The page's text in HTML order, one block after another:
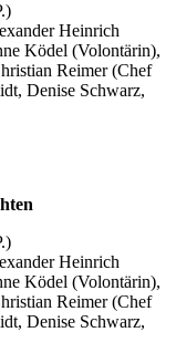
Heinrich
Ködel (Volontärin),
Reimer (Chef
Denise Schwarz,
Heinrich
Ködel (Volontärin),
Reimer (Chef
Denise Schwarz,